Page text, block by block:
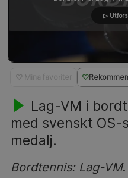
♡ Mina favoriter
Lag-VM i
med svenskt OS-
medalj.
Bordtennis: Lag-VM
▷